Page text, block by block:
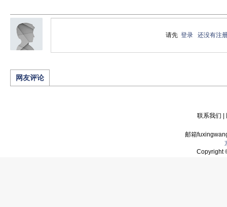
请先登录 还没有注
网友评论
联系我们
邮箱
Copyright